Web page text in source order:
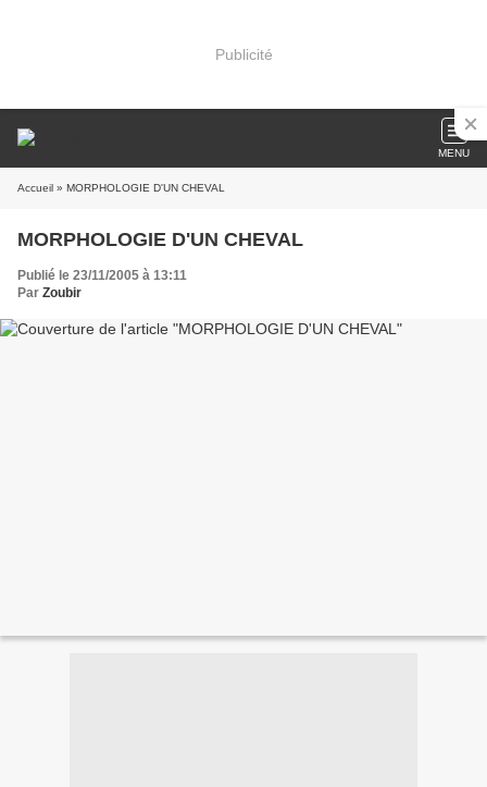
Publicité
MENU
Accueil » MORPHOLOGIE D'UN CHEVAL
MORPHOLOGIE D'UN CHEVAL
Publié le 23/11/2005 à 13:11
Par Zoubir